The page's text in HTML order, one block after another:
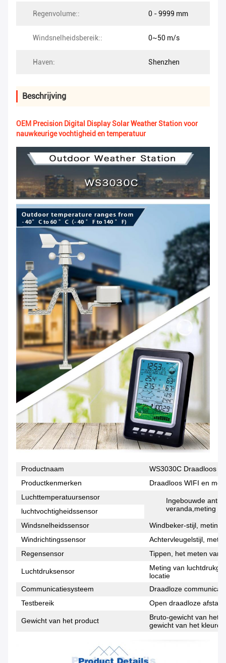
Regenvolume:: 0 - 9999 mm
Windsnelheidsbereik:: 0~50 m/s
Haven: Shenzhen
Beschrijving
OEM Precision Digital Display Solar Weather Station voor
nauwkeurige vochtigheid en temperatuur
Productnaam
WS3030C Draadloos
Productkenmerken
Draadloos WIFI en
Luchttemperatuursensor
Ingebouwde anti-
veranda,meting
luchtvochtigheidssensor
Windsnelheidssensor
Windbeker-stijl, meting
Windrichtingssensor
Achtervleugelstijl,
Regensensor
Tippen, het meten van
Luchtdruksensor
Meting van
locatie
Communicatiesysteem
Draadloze
Testbereik
Open draadloze
Gewicht van het product
Bruto-gewicht van het
gewicht van het